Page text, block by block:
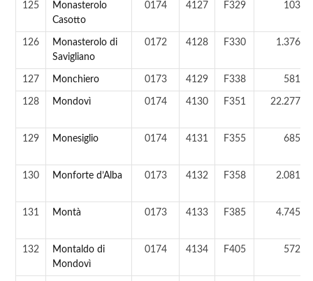
125
Monasterolo
Casotto
0174 4127 F329 103 ab
126
Monasterolo di
Savigliano
0172 4128 F330 1.376 ab
127 Monchiero 0173 4129 F338 581 ab
128 Mondovì 0174 4130 F351 22.277 ab
129 Monesiglio 0174 4131 F355 685 ab
130 Monforte d’Alba 0173 4132 F358 2.081 ab
131 Montà 0173 4133 F385 4.745 ab
132
Montaldo di
Mondovì
0174 4134 F405 572 ab